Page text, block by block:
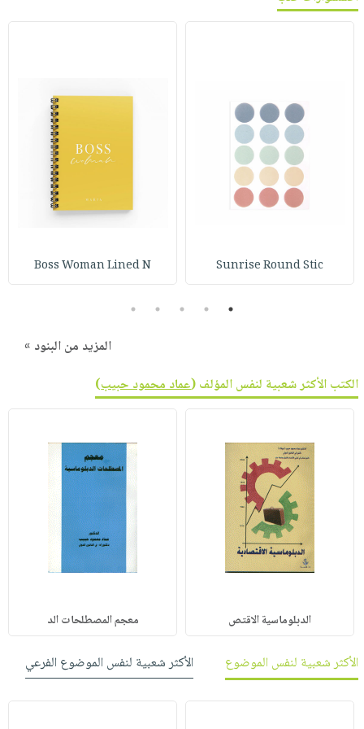
Sunrise Round Stic
Boss Woman Lined N
1
2
3
4
5
المزيد من البنود »
الكتب الأكثر شعبية لنفس المؤلف (عماد محمود حبيب)
الدبلوماسية الاقتص معجم المصطلحات الد
الأكثر شعبية لنفس الموضوع الأكثر شعبية لنفس الموضوع الفرعي